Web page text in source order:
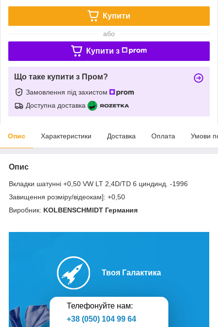
Купити
або
Купити з
Що таке купити з Пром?
Замовлення під захистом
Доступна доставка
Опис Характеристики Доставка Оплата Умови
Опис
Вкладки шатунні +0,50 VW LT 2,4D/TD 6 циндинд. -1996
Завищення розміру/відеокам]: +0,50
Виробник: KOLBENSCHMIDT Германия
Твоя Галактика
Телефонуйте нам:
+38 (050) 104 99 64